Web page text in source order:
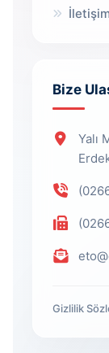
Bize
Yalı
Gizlilik